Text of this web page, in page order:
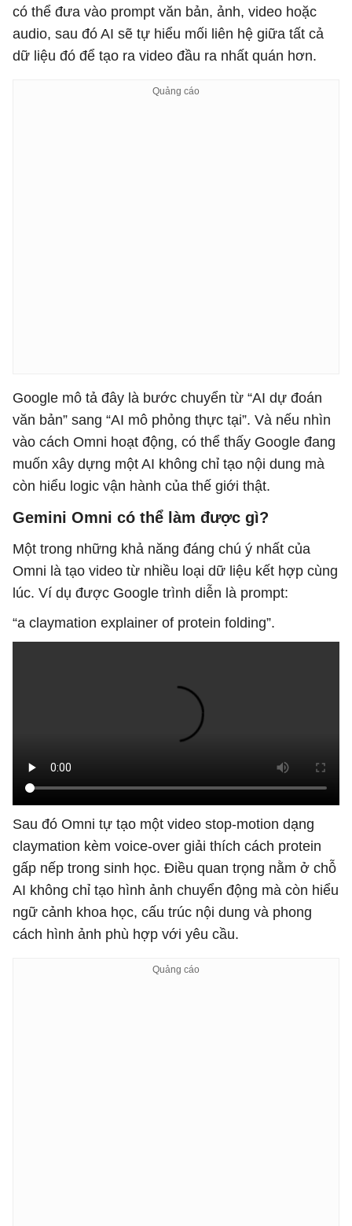
có thể đưa vào prompt văn bản, ảnh, video hoặc
audio, sau đó AI sẽ tự hiểu mối liên hệ giữa tất cả
dữ liệu đó để tạo ra video đầu ra nhất quán hơn.
Google mô tả đây là bước chuyển từ “AI dự đoán
văn bản” sang “AI mô phỏng thực tại”. Và nếu nhìn
vào cách Omni hoạt động, có thể thấy Google đang
muốn xây dựng một AI không chỉ tạo nội dung mà
còn hiểu logic vận hành của thế giới thật.
Gemini Omni có thể làm được gì?
Một trong những khả năng đáng chú ý nhất của
Omni là tạo video từ nhiều loại dữ liệu kết hợp cùng
lúc. Ví dụ được Google trình diễn là prompt:
“a claymation explainer of protein folding”.
Sau đó Omni tự tạo một video stop-motion dạng
claymation kèm voice-over giải thích cách protein
gấp nếp trong sinh học. Điều quan trọng nằm ở chỗ
AI không chỉ tạo hình ảnh chuyển động mà còn hiểu
ngữ cảnh khoa học, cấu trúc nội dung và phong
cách hình ảnh phù hợp với yêu cầu.